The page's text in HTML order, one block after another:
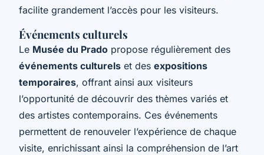
facilite grandement l’accès pour les visiteurs.
Événements culturels
Le Musée du Prado propose régulièrement des
événements culturels et des expositions
temporaires, offrant ainsi aux visiteurs
l’opportunité de découvrir des thèmes variés et
des artistes contemporains. Ces événements
permettent de renouveler l’expérience de chaque
visite, enrichissant ainsi la compréhension de l’art